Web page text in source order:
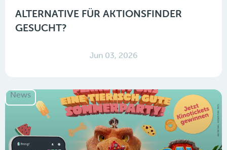
ALTERNATIVE FÜR AKTIONSFINDER
GESUCHT?
Jun 03, 2026
News